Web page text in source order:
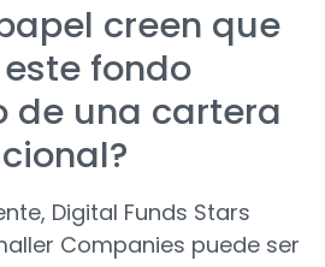
creen que
fondo
de una cartera
Digital Funds Stars
Companies puede ser